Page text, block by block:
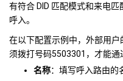
有符合 DID 匹配模式和来电
呼入。
在以下配置示例中，外部用
须拨打号码5503301，才能通
名称：填写呼入路由的